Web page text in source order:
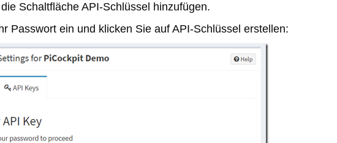
Schaltfläche API-Schlüssel hinzufügen.
Passwort ein und klicken Sie auf API-Schlüssel erstellen: